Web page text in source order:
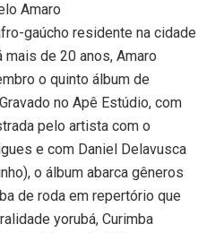
Amaro
gaúcho residente na cidade
de 20 anos, Amaro
o quinto álbum de
no Apê Estúdio, com
pelo artista com o
e com Daniel Delavusca
o álbum abarca gêneros
de roda em repertório que
yorubá, Curimba